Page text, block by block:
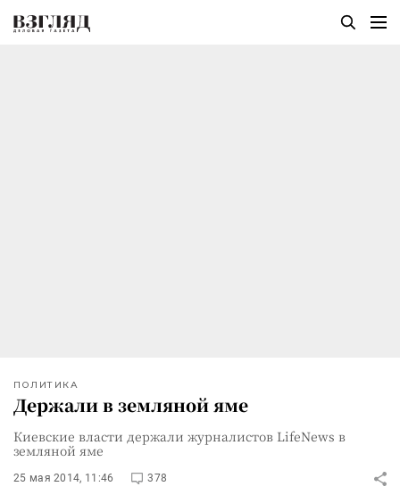
ПОЛИТИКА
Держали в земляной яме
Киевские власти держали журналистов LifeNews в
земляной яме
25 мая 2014, 11:46 378